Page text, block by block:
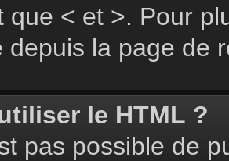
que < et >. Pour
depuis la page de
le HTML ?
pas possible de